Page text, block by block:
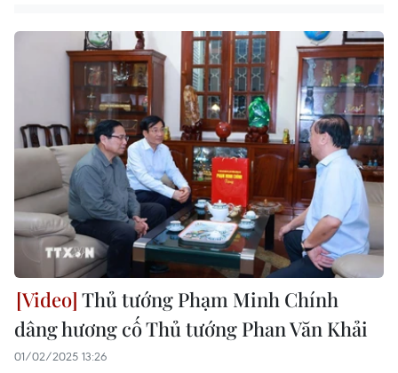
Thủ tướng Phạm Minh Chính
dâng hương cố Thủ tướng Phan Văn Khải
01/02/2025 13:26